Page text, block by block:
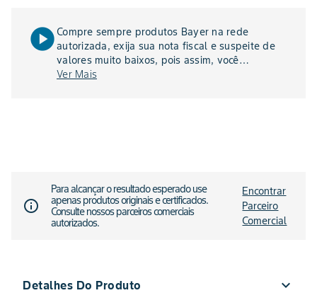
play_circle Compre sempre produtos Bayer na rede
autorizada, exija sua nota fiscal e suspeite de
valores muito baixos, pois assim, você
agricultor, evita produtos falsificados e garante
Ver Mais
info_outline
Para alcançar o resultado esperado use
apenas produtos originais e certificados.
Consulte nossos parceiros comerciais
autorizados.
Encontrar
Parceiro
Comercial
Detalhes Do Produto expand_more